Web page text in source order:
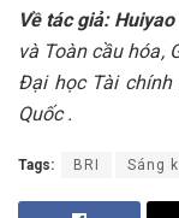
Vềtác giả: Huiyao
và Toàn cầu hóa,
Đại học Tài chính
Quốc .
Tags: BRI Sáng